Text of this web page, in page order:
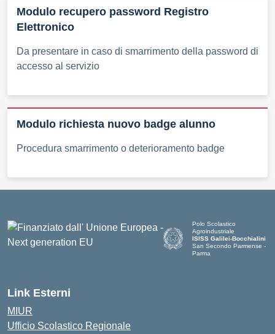
Modulo recupero password Registro
Elettronico
Da presentare in caso di smarrimento della password di
accesso al servizio
Modulo richiesta nuovo badge alunno
Procedura smarrimento o deterioramento badge
Polo Scolastico
Agroindustriale
ISISS Galilei-Bocchialini
San Secondo Parmense -
Parma
Link Esterni
MIUR
Ufficio Scolastico Regionale